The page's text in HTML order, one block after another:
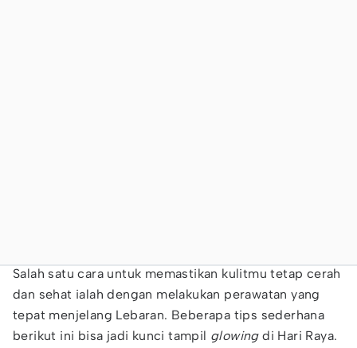
Salah satu cara untuk memastikan kulitmu tetap cerah
dan sehat ialah dengan melakukan perawatan yang
tepat menjelang Lebaran. Beberapa tips sederhana
berikut ini bisa jadi kunci tampil glowingdi Hari Raya.